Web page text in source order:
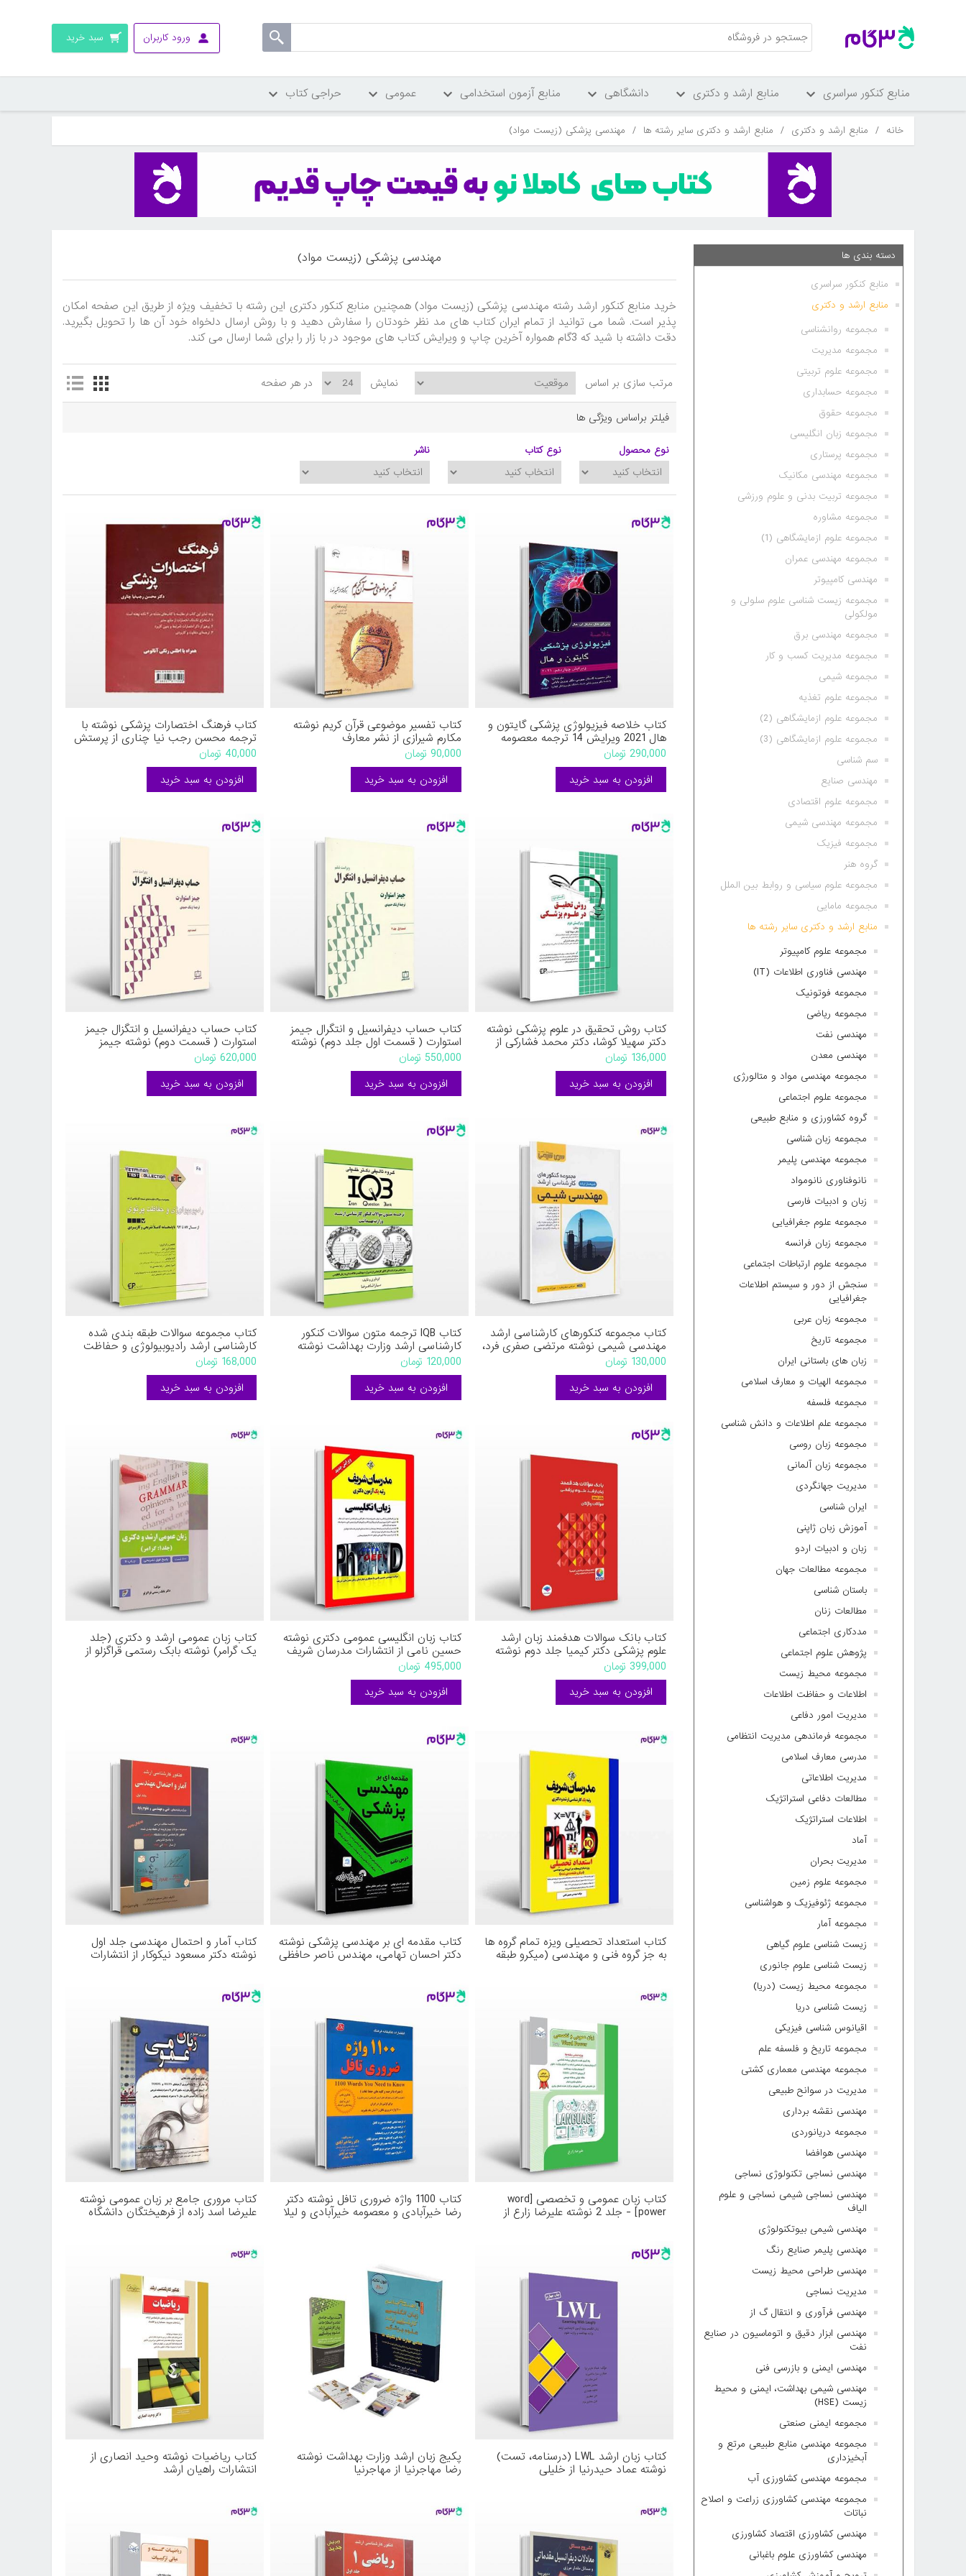
ورود کاربران سبد خرید
منابع کنکور سراسری منابع ارشد و دکتری دانشگاهی منابع آزمون استخدامی عمومی حراجی کتاب
خانه / منابع ارشد و دکتری / منابع ارشد و دکتری سایر رشته ها / مهندسی پزشکی (زیست مواد)
دسته بندی ها
منابع کنکور سراسری
منابع ارشد و دکتری
مجموعه روانشناسی
مجموعه مدیریت
مجموعه علوم تربیتی
مجموعه حسابداری
مجموعه حقوق
مجموعه زبان انگلیسی
مجموعه پرستاری
مجموعه مهندسی مکانیک
مجموعه تربیت بدنی و علوم ورزشی
مجموعه مشاوره
مجموعه علوم ازمایشگاهی (1)
مجموعه مهندسی عمران
مهندسی کامپیوتر
مجموعه زیست شناسی علوم سلولی و
مولکولی
مجموعه مهندسی برق
مجموعه مدیریت کسب و کار
مجموعه شیمی
مجموعه علوم تغذیه
مجموعه علوم ازمایشگاهی (2)
مجموعه علوم ازمایشگاهی (3)
سم شناسی
مهندسی صنایع
مجموعه علوم اقتصادی
مجموعه مهندسی شیمی
مجموعه فیزیک
گروه هنر
مجموعه علوم سیاسی و روابط بین الملل
مجموعه مامایی
منابع ارشد و دکتری سایر رشته ها
مجموعه علوم کامپیوتر
مهندسی فناوری اطلاعات (IT)
مجموعه فوتونیک
مجموعه ریاضی
مهندسی نفت
مهندسی معدن
مجموعه مهندسی مواد و متالورژی
مجموعه علوم اجتماعی
گروه کشاورزی و منابع طبیعی
مجموعه زبان شناسی
مجموعه مهندسی پلیمر
نانوفناوری نانومواد
زبان و ادبیات فارسی
مجموعه علوم جغرافیایی
مجموعه زبان فرانسه
مجموعه علوم ارتباطات اجتماعی
سنجش از دور و سیستم اطلاعات
جغرافیایی
مجموعه زبان عربی
مجموعه تاریخ
زبان های باستانی ایران
مجموعه الهیات و معارف اسلامی
مجموعه فلسفه
مجموعه علم اطلاعات و دانش شناسی
مجموعه زبان روسی
مجموعه زبان آلمانی
مدیریت جهانگردی
ایران شناسی
آموزش زبان ژاپنی
زبان و ادبیات اردو
مجموعه مطالعات جهان
باستان شناسی
مطالعات زنان
مددکاری اجتماعی
پژوهش علوم اجتماعی
مجموعه محیط زیست
اطلاعات و حفاظت اطلاعات
مدیریت امور دفاعی
مجموعه فرماندهی مدیریت انتظامی
مدرسی معارف اسلامی
مدیریت اطلاعاتی
مطالعات دفاعی استراتژیک
اطلاعات استراتژیک
آماد
مدیریت بحران
مجموعه علوم زمین
مجموعه ژئوفیزیک و هواشناسی
مجموعه آمار
زیست شناسی علوم گیاهی
زیست شناسی علوم جانوری
مجموعه محیط زیست (دریا)
زیست شناسی دریا
اقیانوس شناسی فیزیکی
مجموعه تاریخ و فلسفه علم
مجموعه مهندسی معماری کشتی
مدیریت در سوانح طبیعی
مهندسی نقشه برداری
مجموعه دریانوردی
مهندسی هوافضا
مهندسی نساجی تکنولوژی نساجی
مهندسی نساجی شیمی نساجی و علوم
الیاف
مهندسی شیمی بیوتکنولوژی
مهندسی پلیمر صنایع رنگ
مهندسی طراحی محیط زیست
مدیریت نساجی
مهندسی فرآوری و انتقال گ از
مهندسی ابزار دقیق و اتوماسیون در صنایع
نفت
مهندسی ایمنی و بازرسی فنی
مهندسی شیمی بهداشت، ایمنی و محیط
زیست (HSE)
مجموعه ایمنی صنعتی
مجموعه مهندسی منابع طبیعی مرتع و
آبخیزداری
مجموعه مهندسی کشاورزی آب
مجموعه مهندسی کشاورزی زراعت و اصلاح
نباتات
مهندسی کشاورزی اقتصاد کشاورزی
مهندسی کشاورزی علوم باغبانی
مهندسی پزشکی (زیست مواد)
خرید منابع کنکور ارشد رشته مهندسی پزشکی (زیست مواد) همچنین منابع کنکور دکتری این رشته با تخفیف ویژه از طریق این صفحه امکان
پذیر است. شما می توانید از تمام ایران کتاب های مد نظر خودتان را سفارش دهید و با روش ارسال دلخواه خود آن ها را تحویل بگیرید.
دقت داشته با شید که 3گام همواره آخرین چاپ و ویرایش کتاب های موجود در با زار را برای شما ارسال می کند.
مرتب سازی بر اساس نمایش در هر صفحه
فیلتر براساس ویژگی ها
نوع محصول نوع کتاب ناشر
کتاب خلاصه فیزیولوژی پزشکی گایتون و
هال 2021 ویرایش 14 ترجمه معصومه
گلستان جهرمی و دکتر پروین بابایی از
ارجمند
290,000 تومان
کتاب تفسیر موضوعی قرآن کریم نوشته
مکارم شیرازی از نشر معارف
90,000 تومان
کتاب فرهنگ اختصارات پزشکی نوشته با
ترجمه محسن رجب نیا چناری از پرستش
40,000 تومان
کتاب روش تحقیق در علوم پزشکی نوشته
دکتر سهیلا کوشا، دکتر محمد فشارکی از
اطمینان
136,000 تومان
کتاب حساب دیفرانسیل و انتگرال جیمز
استوارت ( قسمت اول جلد دوم) نوشته
جیمز استوارت ترجمه ارشک حمیدی از
فاطمی
550,000 تومان
کتاب حساب دیفرانسیل و انتگزال جیمز
استوارت ( قسمت دوم) نوشته جیمز
استوارت ترجمه ارشک حمیدی از فاطمی
620,000 تومان
کتاب مجموعه کنکورهای کارشناسی ارشد
مهندسی شیمی نوشته مرتضی صفری فرد،
رسول باغبانی جویباری، مهرزاد بوالحسنی
از بینش
130,000 تومان
کتاب IQB ترجمه متون سوالات کنکور
کارشناسی ارشد وزارت بهداشت نوشته
سارا شاهرضا از خلیلی
120,000 تومان
کتاب مجموعه سوالات طبقه بندی شده
کارشناسی ارشد رادیوبیولوژی و حفاظت
تشریحی و کاربردی ، مجموعه کتابهای
ETC نوشته سمایه آذری اصل،کاوه
مولودی،المیرا زنجانی، رضا محمدی نیا از
168,000 تومان
کتاب بانک سوالات هدفمند زبان ارشد
علوم پزشکی دکتر کیمیا جلد دوم نوشته
دکتر پیمان میکائیلی (کیمیا) از جامعه نگر
- سالمی
399,000 تومان
کتاب زبان انگلیسی عمومی دکتری نوشته
حسین نامی از انتشارات مدرسان شریف
495,000 تومان
کتاب زبان عمومی ارشد و دکتری (جلد
یک گرامر) نوشته بابک رستمی قراگزلو از
کتاب استعداد تحصیلی ویزه تمام گروه ها
به جز گروه فنی و مهندسی (میکرو طبقه
کتاب مقدمه ای بر مهندسی پزشکی نوشته
دکتر احسان تهامی، مهندس ناصر حافظی
کتاب آمار و احتمال مهندسی جلد اول
نوشته دکتر مسعود نیکوکار از انتشارات
کتاب زبان عمومی و تخصصی [word
power] - جلد 2 نوشته علیرضا زارع از
کتاب 1100 واژه ضروری تافل نوشته دکتر
رضا خیرآبادی و معصومه خیرآبادی و لیلا
کتاب مروری جامع بر زبان عمومی نوشته
علیرضا اسد زاده از فرهیختگان دانشگاه
کتاب زبان ارشد LWL (درسنامه، تست)
نوشته عماد حیدرنیا از خلیلی
پکیج زبان ارشد وزارت بهداشت نوشته
رضا مهاجرنیا از مهاجرنیا
کتاب ریاضیات نوشته وحید انصاری از
انتشارات راهیان ارشد